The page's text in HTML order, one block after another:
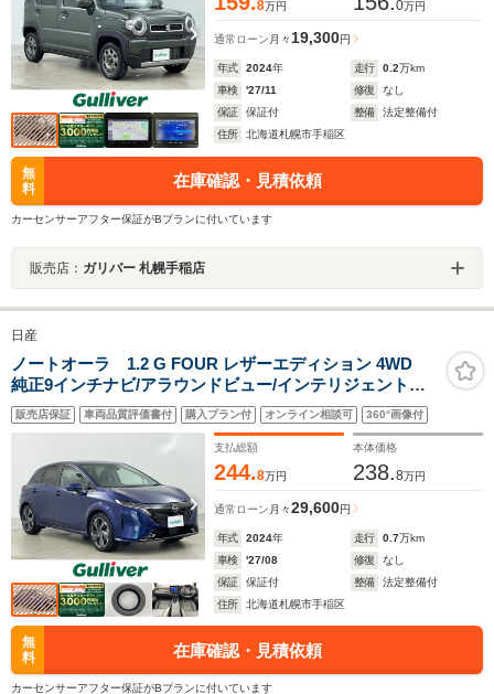
8万円 0万円
通常ローン 月々 19,300円
年式 2024年 走行 0.2万km
車検
'27/11 修復
なし
保証
保証付 整備
法定整備付
住所
北海道札幌市手稲区
無
料
在庫確認・見積依頼
カーセンサーアフター保証がBプランに付いています
販売店： ガリバー 札幌手稲店
日産
ノートオーラ 1.2 G FOUR レザーエディション 4WD
純正9インチナビ/アラウンドビュー/インテリジェントル
ームミラー/シートヒーター/ステアリングヒーター/エマー
ジェンシーブレーキ/LEDヘッドライト/革巻きステアリン
グ/革シート/夏タイヤ積込/BSM
販売店保証 車両品質評価書付 購入プラン付 オンライン相談可 360°画像付
支払総額
244.8万円
本体価格
238.8万円
通常ローン 月々29,600円
年式 2024年 走行 0.7万km
車検
'27/08 修復
なし
保証
保証付 整備
法定整備付
住所
北海道札幌市手稲区
無
料
在庫確認・見積依頼
カーセンサーアフター保証がBプランに付いています